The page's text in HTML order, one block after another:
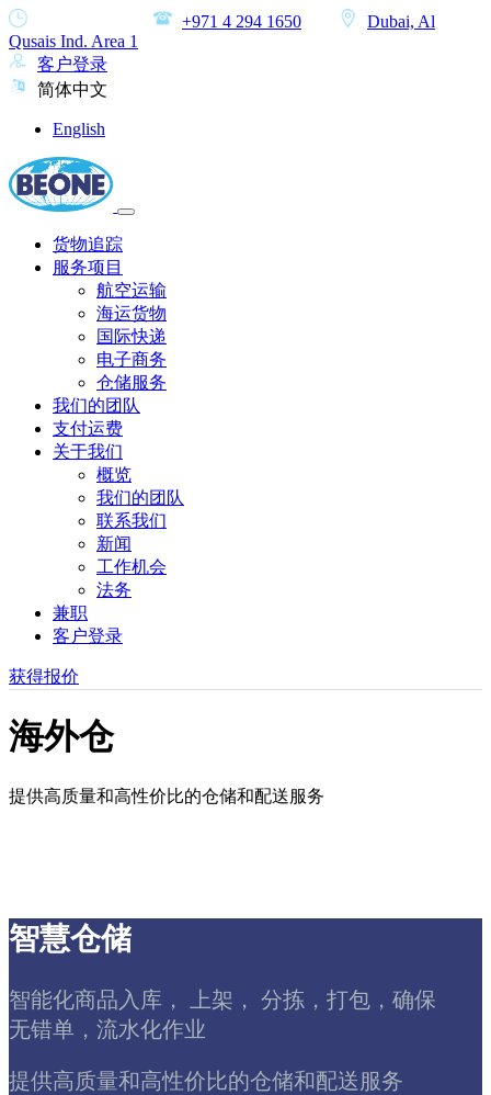
+971 4 294 1650
Dubai, Al
Qusais Ind. Area 1
客户登录
简体中文
English
货物追踪
服务项目
航空运输
海运货物
国际快递
电子商务
仓储服务
我们的团队
支付运费
关于我们
概览
我们的团队
联系我们
新闻
工作机会
法务
兼职
客户登录
获得报价
海外仓
提供高质量和高性价比的仓储和配送服务
智慧仓储
智能化商品入库， 上架， 分拣，打包，确保
无错单，流水化作业
提供高质量和高性价比的仓储和配送服务